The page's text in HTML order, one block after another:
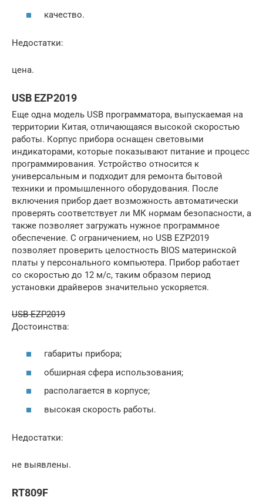
качество.
Недостатки:
цена.
USB EZP2019
Еще одна модель USB программатора, выпускаемая на
территории Китая, отличающаяся высокой скоростью
работы. Корпус прибора оснащен световыми
индикаторами, которые показывают питание и процесс
программирования. Устройство относится к
универсальным и подходит для ремонта бытовой
техники и промышленного оборудования. После
включения прибор дает возможность автоматически
проверять соответствует ли МК нормам безопасности, а
также позволяет загружать нужное программное
обеспечение. С ограничением, но USB EZP2019
позволяет проверить целостность BIOS материнской
платы у персонального компьютера. Прибор работает
со скоростью до 12 м/с, таким образом период
установки драйверов значительно ускоряется.
USB EZP2019
Достоинства:
габариты прибора;
обширная сфера использования;
располагается в корпусе;
высокая скорость работы.
Недостатки:
не выявлены.
RT809F